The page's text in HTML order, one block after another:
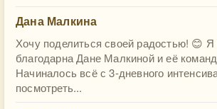
Дана Малкина
Хочу поделиться своей радостью! 😊
благодарна Дане Малкиной и её
Начиналось всё с 3-дневного
посмотреть...